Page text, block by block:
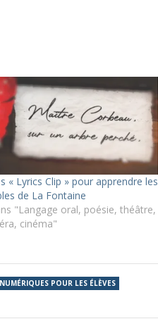
« Lyrics Clip » pour apprendre les
de La Fontaine
"Langage oral, poésie, théâtre,
cinéma"
POUR LES ÉLÈVES